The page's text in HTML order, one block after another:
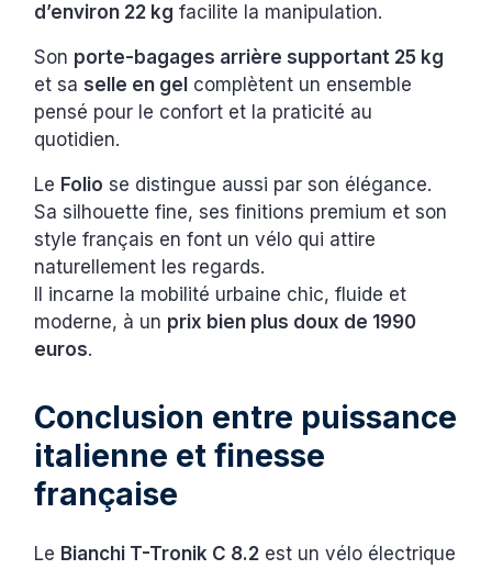
d’environ 22 kg facilite la manipulation.
Son porte-bagages arrière supportant 25 kg
et saselle en gel complètent un ensemble
pensé pour le confort et la praticité au
quotidien.
Le Folio se distingue aussi par son élégance.
Sa silhouette fine, ses finitions premium et son
style français en font un vélo qui attire
naturellement les regards.
Il incarne la mobilité urbaine chic, fluide et
moderne, à un prix bien plus doux de 1990
euros.
Conclusion entre puissance
italienne et finesse
française
Le Bianchi T-Tronik C 8.2 est un vélo électrique